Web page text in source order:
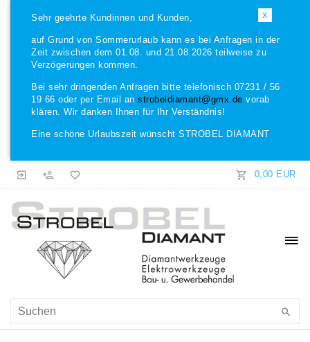
X
Sehr geehrte Kundinnen und Kunden,
auf Grund von Sommerurlaub kann es bei Anfragen in der
Zeit zwischen dem 01.08. und 21.08.2026 teilweise zu
Verzögerungen kommen.
Bei sehr dringenden Anfragen bitte telefonisch 07231 / 56
19 66 oder per Email an strobeldiamant@gmx.de vorab
klären. Wir danken Ihnen für Ihr Verständnis!
Eine schöne Urlaubszeit wünscht STROBEL DIAMANT
0,00 EUR